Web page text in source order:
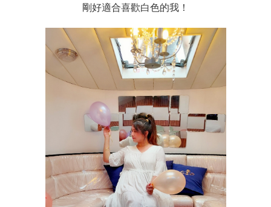
剛好適合喜歡白色的我！